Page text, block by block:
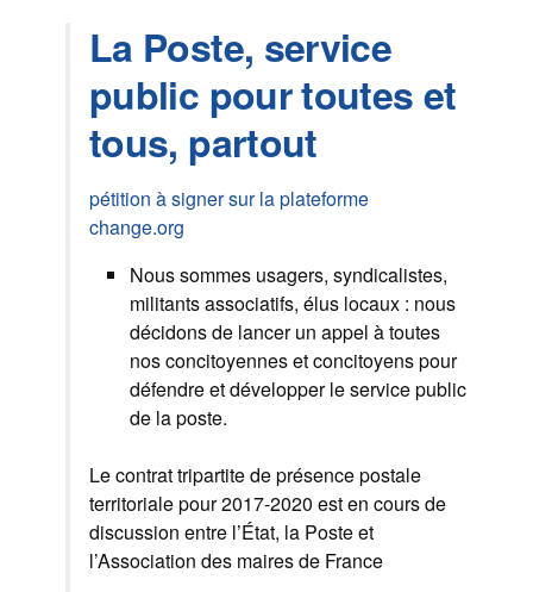
La Poste, service
public pour toutes et
tous, partout
pétition à signer sur la plateforme
change.org
Nous sommes usagers, syndicalistes,
militants associatifs, élus locaux : nous
décidons de lancer un appel à toutes
nos concitoyennes et concitoyens pour
défendre et développer le service public
de la poste.
Le contrat tripartite de présence postale
territoriale pour 2017-2020 est en cours de
discussion entre l’État, la Poste et
l’Association des maires de France